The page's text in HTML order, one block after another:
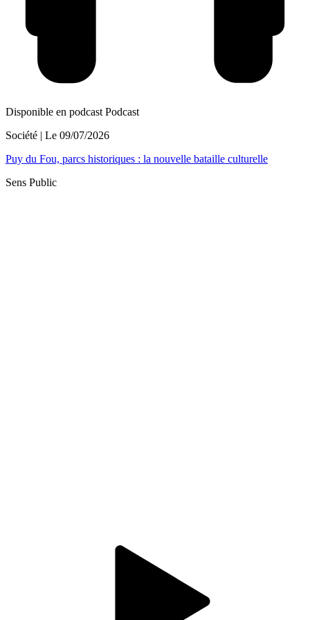
Disponible en podcast Podcast
Société | Le 09/07/2026
Puy du Fou, parcs historiques : la nouvelle bataille culturelle
Sens Public